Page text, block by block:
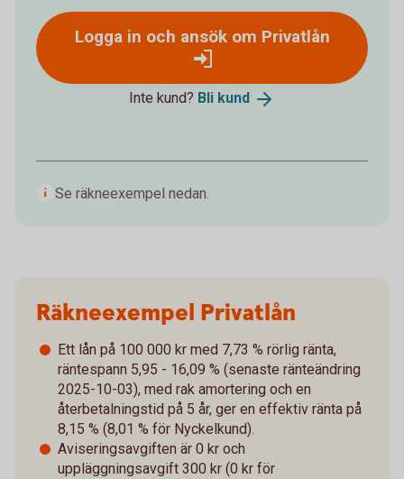
Logga in och ansök om Privatlån
Inte kund? Bli kund
Se räkneexempel nedan.
Räkneexempel Privatlån
Ett lån på 100 000 kr med 7,73 % rörlig ränta,
räntespann 5,95 - 16,09 % (senaste ränteändring
2025-10-03), med rak amortering och en
återbetalningstid på 5 år, ger en effektiv ränta på
8,15 % (8,01 % för Nyckelkund).
Aviseringsavgiften är 0 kr och
uppläggningsavgift 300 kr (0 kr för